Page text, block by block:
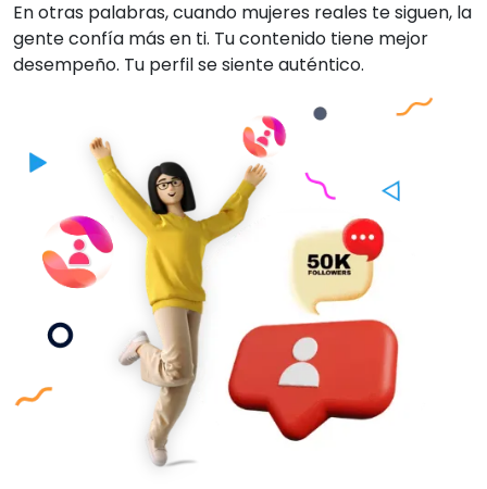
En otras palabras, cuando mujeres reales te siguen, la
gente confía más en ti. Tu contenido tiene mejor
desempeño. Tu perfil se siente auténtico.